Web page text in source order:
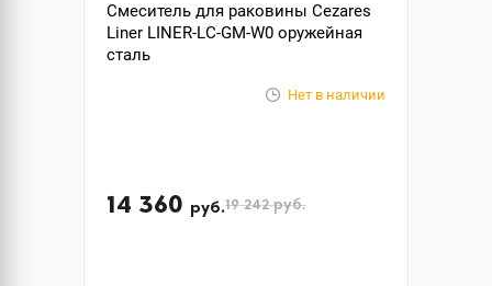
Смеситель для раковины Cezares
Liner LINER-LC-GM-W0 оружейная
сталь
Нет в наличии
14 360 руб.19 242руб.